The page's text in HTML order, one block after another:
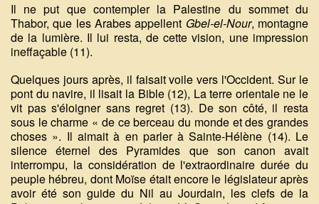
Il ne put que contempler la Palestine du sommet du
Thabor, que les Arabes appellent Gbel-el-Nour, montagne
de la lumière. Il lui resta, de cette vision, une impression
ineffaçable (11).
Quelques jours après, il faisait voile vers l'Occident. Sur le
pont du navire, il lisait la Bible (12), La terre orientale ne le
vit pas s'éloigner sans regret (13). De son côté, il resta
sous le charme « de ce berceau du monde et des grandes
choses ». Il aimait à en parler à Sainte-Hélène (14). Le
silence éternel des Pyramides que son canon avait
interrompu, la considération de l'extraordinaire durée du
peuple hébreu, dont Moïse était encore le législateur après
avoir été son guide du Nil au Jourdain, les clefs de la